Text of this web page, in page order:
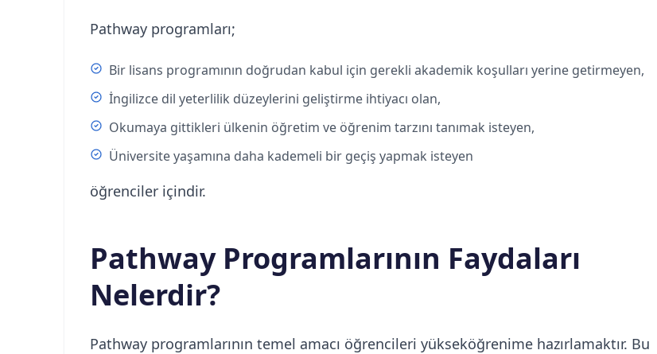
Pathway programları;
Bir lisans programının doğrudan kabul için gerekli akademik koşulları yerine getirmeyen,
İngilizce dil yeterlilik düzeylerini geliştirme ihtiyacı olan,
Okumaya gittikleri ülkenin öğretim ve öğrenim tarzını tanımak isteyen,
Üniversite yaşamına daha kademeli bir geçiş yapmak isteyen
öğrenciler içindir.
Pathway Programlarının Faydaları
Nelerdir?
Pathway programlarının temel amacı öğrencileri yükseköğrenime hazırlamaktır. Bu